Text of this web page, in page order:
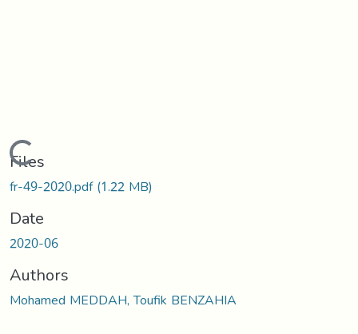
Loading...
Files
fr-49-2020.pdf(1.22 MB)
Date
2020-06
Authors
Mohamed MEDDAH, Toufik BENZAHIA